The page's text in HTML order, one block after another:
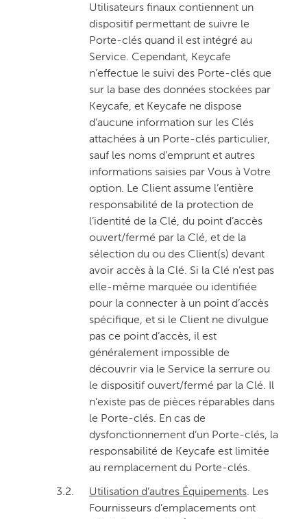
Utilisateurs finaux contiennent un
dispositif permettant de suivre le
Porte-clés quand il est intégré au
Service. Cependant, Keycafe
n’effectue le suivi des Porte-clés que
sur la base des données stockées par
Keycafe, et Keycafe ne dispose
d’aucune information sur les Clés
attachées à un Porte-clés particulier,
sauf les noms d’emprunt et autres
informations saisies par Vous à Votre
option. Le Client assume l’entière
responsabilité de la protection de
l’identité de la Clé, du point d’accès
ouvert/fermé par la Clé, et de la
sélection du ou des Client(s) devant
avoir accès à la Clé. Si la Clé n’est pas
elle-même marquée ou identifiée
pour la connecter à un point d’accès
spécifique, et si le Client ne divulgue
pas ce point d’accès, il est
généralement impossible de
découvrir via le Service la serrure ou
le dispositif ouvert/fermé par la Clé. Il
n’existe pas de pièces réparables dans
le Porte-clés. En cas de
dysfonctionnement d’un Porte-clés, la
responsabilité de Keycafe est limitée
au remplacement du Porte-clés.
3.2. Utilisation d’autres Équipements. Les
Fournisseurs d’emplacements ont